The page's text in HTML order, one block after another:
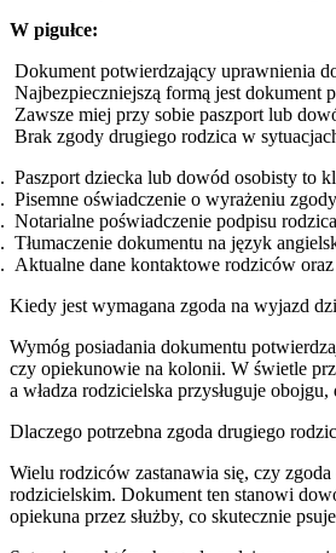
W pigułce:
Dokument potwierdzający uprawnienia
Najbezpieczniejszą formą jest dokument
Zawsze miej przy sobie paszport lub
Brak zgody drugiego rodzica w
Paszport dziecka lub dowód osobisty to
Pisemne oświadczenie o wyrażeniu
Notarialne poświadczenie podpisu
Tłumaczenie dokumentu na język
Aktualne dane kontaktowe rodziców
Kiedy jest wymagana zgoda na wyjazd
Wymóg posiadania dokumentu
czy opiekunowie na kolonii. W świetle
a władza rodzicielska przysługuje
Dlaczego potrzebna zgoda drugiego
Wielu rodziców zastanawia się, czy
rodzicielskim. Dokument ten stanowi
opiekuna przez służby, co skutecznie